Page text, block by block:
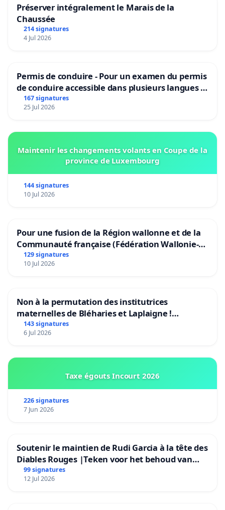
Préserver intégralement le Marais de la
Chaussée
214 signatures
4 Jul 2026
Permis de conduire - Pour un examen du permis
de conduire accessible dans plusieurs langues à
Bruxelles
167 signatures
25 Jul 2026
Maintenir les changements volants en Coupe de la
province de Luxembourg
144 signatures
10 Jul 2026
Pour une fusion de la Région wallonne et de la
Communauté française (Fédération Wallonie-
Bruxelles)
129 signatures
10 Jul 2026
Non à la permutation des institutrices
maternelles de Bléharies et Laplaigne !
Préservons la stabilité de nos enfants.
143 signatures
6 Jul 2026
Taxe égouts Incourt 2026
226 signatures
7 Jun 2026
Soutenir le maintien de Rudi Garcia à la tête des
Diables Rouges |Teken voor het behoud van
Rudi Garcia als bondscoach
99 signatures
12 Jul 2026